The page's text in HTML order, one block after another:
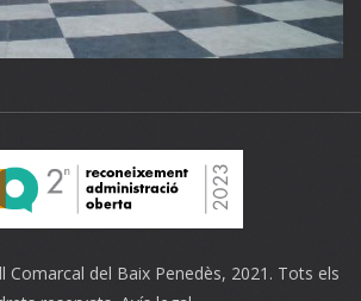
Comarcal del Baix Penedès, 2021. Tots els